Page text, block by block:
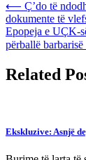
Post
navigation
⟵ Ç’do të
dokumente të
Epopeja e UÇK-
përballë
Related
Ekskluzive: Asnjë